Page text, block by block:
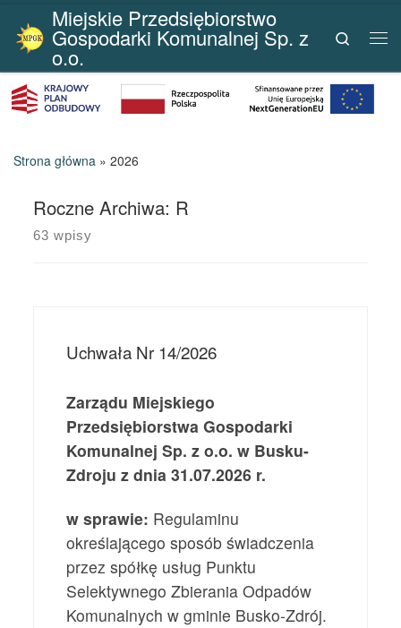
Przejdź do treści
Miejskie Przedsiębiorstwo
Gospodarki Komunalnej Sp. z
o.o.
Search
Strona główna » 2026
Roczne Archiwa: R
63 wpisy
Uchwała Nr 14/2026
Zarządu Miejskiego
Przedsiębiorstwa Gospodarki
Komunalnej Sp. z o.o. w Busku-
Zdroju z dnia 31.07.2026 r.
w sprawie: Regulaminu
określającego sposób świadczenia
przez spółkę usług Punktu
Selektywnego Zbierania Odpadów
Komunalnych w gminie Busko-Zdrój.